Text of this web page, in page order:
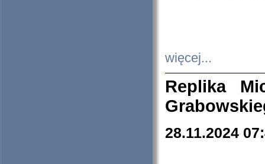
więcej...
Replika
28.11.2024